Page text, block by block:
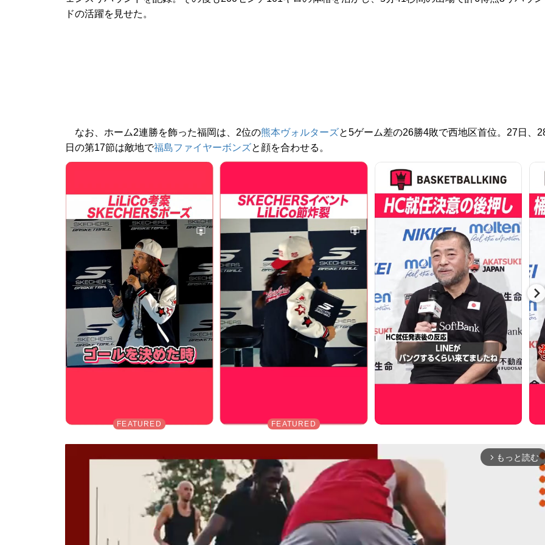
ドの活躍を見せた。
なお、ホーム2連勝を飾った福岡は、2位の熊本ヴォルターズと5ゲーム差の26勝4敗で西地区首位。27日、
日の第17節は敵地で福島ファイヤーボンズと顔を合わせる。
arrow_forward_ios もっと読む